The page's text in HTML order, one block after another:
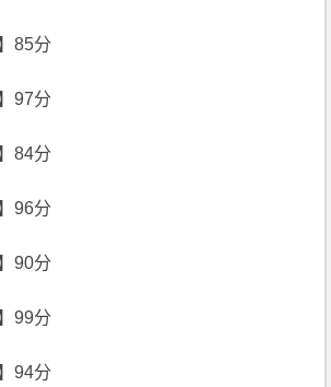
85分
97分
84分
96分
90分
99分
94分